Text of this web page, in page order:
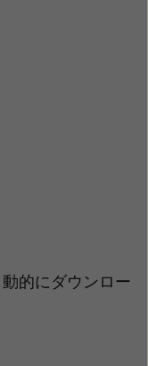
的にダウンロー